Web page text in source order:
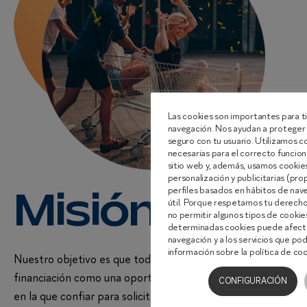
Misión
Nuestro objetivo es que todos nuestros clientes vean la
financiación como una oportunidad y a Findirect la figura
en la que confiar para solicitarla.
Las cookies son importantes para
navegación. Nos ayudan a
seguro con tu usuario. Utilizamos
necesarias para el correcto
sitio web y, además, usamos
personalización y publicitarias
perfiles basados en hábitos de
útil. Porque respetamos tu
no permitir algunos tipos de
determinadas cookies puede
navegación y a los servicios que
información sobre la política de
CONFIGURACIÓN